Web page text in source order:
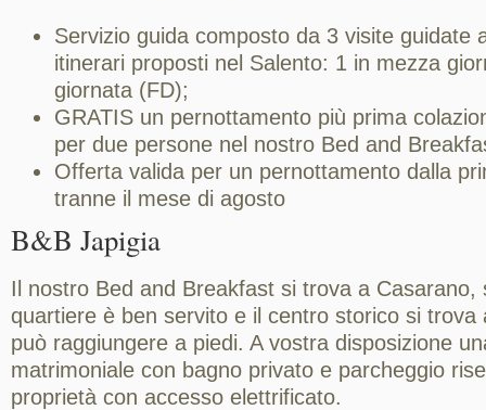
Servizio guida composto da 3 visite guidate
itinerari proposti nel Salento: 1 in mezza
giornata (FD);
GRATIS un pernottamento più prima
per due persone nel nostro Bed and
Offerta valida per un pernottamento dalla
tranne il mese di agosto
B&B Japigia
Il nostro Bed and Breakfast si trova a Casarano,
quartiere è ben servito e il centro storico si trova
può raggiungere a piedi. A vostra disposizione
matrimoniale con bagno privato e parcheggio
proprietà con accesso elettrificato.